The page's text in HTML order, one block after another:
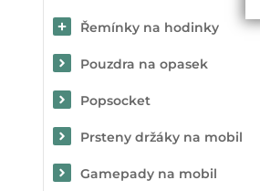
Řemínky na hodinky
Pouzdra na opasek
Popsocket
Prsteny držáky na mobil
Gamepady na mobil